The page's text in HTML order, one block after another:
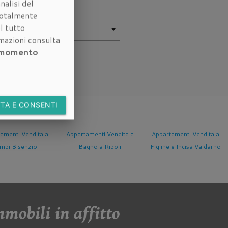
Vendita a
a Ripoli
Appartamenti Vendita a
Figline e Incisa Valdarno
Appartamenti Vendita a
Fucecchio
in affitto
del
tutto
consulta
E CONSENTI